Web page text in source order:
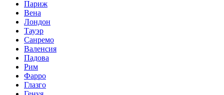
Париж
Вена
Лондон
Тауэр
Санремо
Валенсия
Падова
Рим
Фарро
Глазго